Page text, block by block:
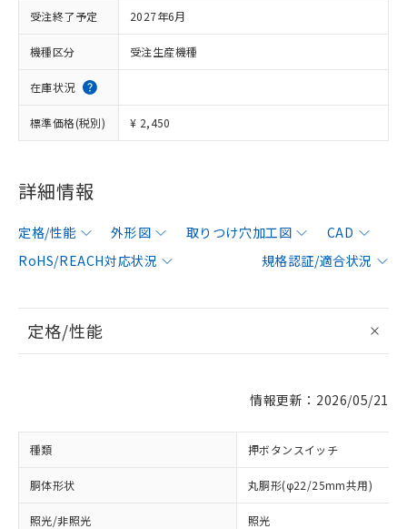
受注終了予定 2027年6月
機種区分 受注生産機種
在庫状況
標準価格(税別) ¥ 2,450
詳細情報
定格/性能 外形図 取りつけ穴加工図
CAD
RoHS/REACH対応状況
規格認証/適合状況
定格/性能
情報更新：2026/05/21
種類 押ボタンスイッチ
胴体形状 丸胴形(φ22/25mm共用)
照光/非照光 照光